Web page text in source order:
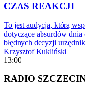
CZAS REAKCJI
To jest audycja, którą
dotyczące absurdów
błędnych decyzji
Krzysztof Kukliński
13:00
RADIO